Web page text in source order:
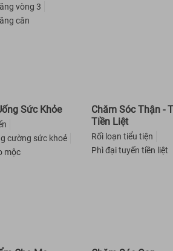
For Boss
Cosmetic
vòng 3
cân
Sức Khỏe
cường sức khoẻ
mộc
Chăm Sóc Thận -
Tiền Liệt
Rối loạn tiểu tiện
Phì đại tuyến tiền liệt